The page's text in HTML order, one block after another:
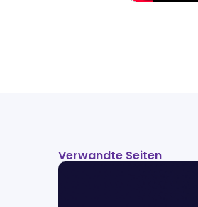
Verwandte Seiten